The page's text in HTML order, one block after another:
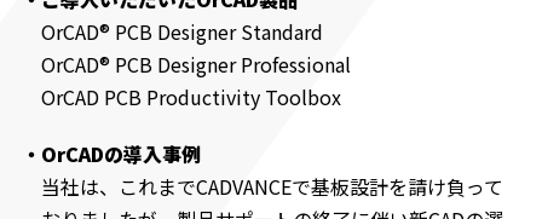
OrCAD® PCB Designer Standard
OrCAD® PCB Designer Professional
OrCAD PCB Productivity Toolbox
OrCADの導入事例
当社は、これまでCADVANCEで基板設計を請け負って